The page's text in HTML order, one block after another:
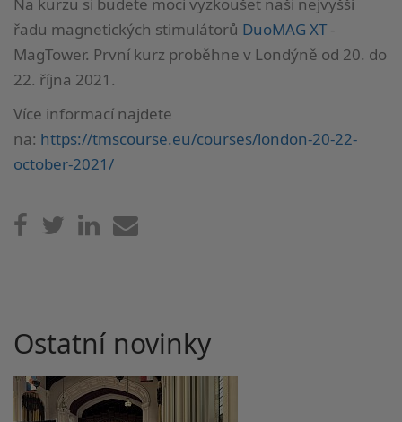
Na kurzu si budete moci vyzkoušet naši nejvyšší
řadu magnetických stimulátorů DuoMAG XT-
MagTower. První kurz proběhne v Londýně od 20. do
22. října 2021.
Více informací najdete
na: https://tmscourse.eu/courses/london-20-22-
october-2021/
Ostatní novinky